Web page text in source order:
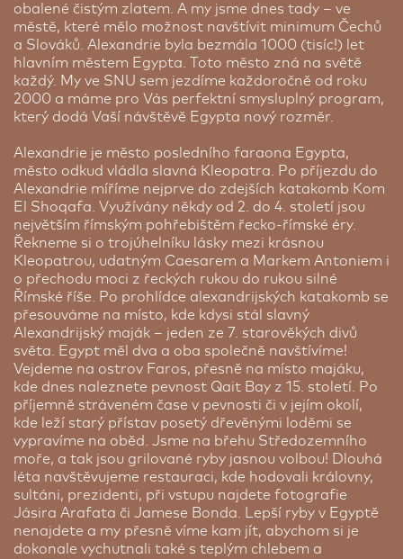
Steigenbeger Ras Soma Resort 5* | 7 nocí
Steigenbeger Ras Soma Resort je luxusní a stylový
5* resort v Hurghadě, který je známý svou
soukromou písečnou pláží a nádherným výhledem
na Rudé moře. Nabízí all inclusive program s
výběrem restaurací, kde si můžete vychutnat
středomořskou, orientální a mezinárodní kuchyni.
Součástí resortu je vyhřívaný bazén, dětský bazén,
plážový bar a areál vodních sportů. K dispozici je
také wellness centrum s hammamem, saunami a
masážemi a moderní posilovna. Každý pokoj je
vybaven 55palcovou TV s plochou obrazovkou,
trezorem a minibarem. Resort poskytuje luxusní
prostředí pro relaxaci a sportovní aktivity, jako je
potápění , šnorchlování, plážový volejbal, pilates,
zumba, jóga a mnoho dalších aktivit v blízkosti
korálových útesů a průzračného moře.
Cena od:37 778 Kč
obalené čistým zlatem. A my jsme dnes tady – ve
městě, které mělo možnost navštívit minimum Čechů
a Slováků. Alexandrie byla bezmála 1000 (tisíc!) let
hlavním městem Egypta. Toto město zná na světě
každý. My ve SNU sem jezdíme každoročně od roku
2000 a máme pro Vás perfektní smysluplný program,
který dodá Vaší návštěvě Egypta nový rozměr.
Alexandrie je město posledního faraona Egypta,
město odkud vládla slavná Kleopatra. Po příjezdu do
Alexandrie míříme nejprve do zdejších katakomb Kom
El Shoqafa. Využívány někdy od 2. do 4. století jsou
největším římským pohřebištěm řecko-římské éry.
Řekneme si o trojúhelníku lásky mezi krásnou
Kleopatrou, udatným Caesarem a Markem Antoniem i
o přechodu moci z řeckých rukou do rukou silné
Římské říše. Po prohlídce alexandrijských katakomb se
přesouváme na místo, kde kdysi stál slavný
Alexandrijský maják – jeden ze 7. starověkých divů
světa. Egypt měl dva a oba společně navštívíme!
Vejdeme na ostrov Faros, přesně na místo majáku,
kde dnes naleznete pevnost Qait Bay z 15. století. Po
příjemně stráveném čase v pevnosti či v jejím okolí,
kde leží starý přístav posetý dřevěnými loděmi se
vypravíme na oběd. Jsme na břehu Středozemního
moře, a tak jsou grilované ryby jasnou volbou! Dlouhá
léta navštěvujeme restauraci, kde hodovali královny,
sultáni, prezidenti, při vstupu najdete fotografie
Jásira Arafata či Jamese Bonda. Lepší ryby v Egyptě
nenajdete a my přesně víme kam jít, abychom si je
dokonale vychutnali také s teplým chlebem a